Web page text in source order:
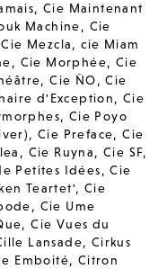
,Cie Maintenant
Machine, Cie
Cie Mezcla,cie Miam
, Cie Morphée, Cie
,Cie ÑO,Cie
d'Exception,Cie
, Cie Poyo
,Cie Preface,Cie
, Cie Ruyna,Cie SF,
Petites Idées,Cie
Teartet', Cie
, Cie Ume
,Cie Vues du
Lansade, Cirkus
Emboité, Citron